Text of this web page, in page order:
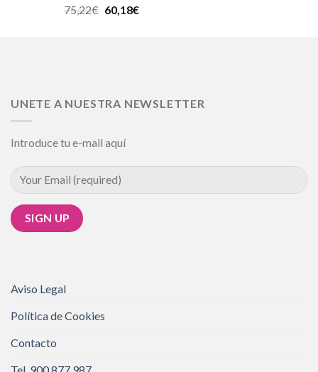
Valorado en
5.00
75,22€ 60,18€
UNETE A NUESTRA NEWSLETTER
Introduce tu e-mail aquí
Aviso Legal
Política de Cookies
Contacto
Tel. 900 877 987